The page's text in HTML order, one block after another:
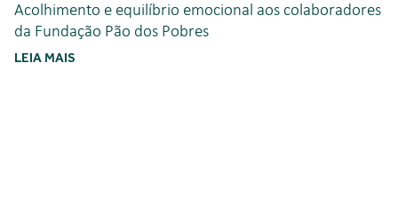
Acolhimento e equilíbrio emocional aos colaboradores
da Fundação Pão dos Pobres
LEIA MAIS